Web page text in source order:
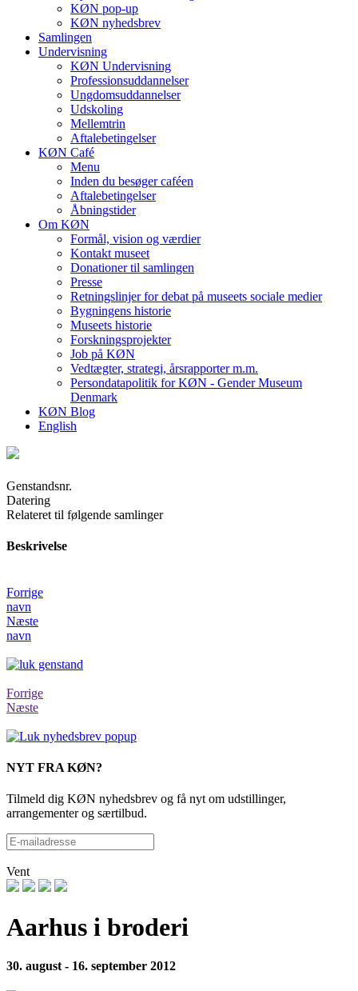
KØN pop-up
KØN nyhedsbrev
Samlingen
Undervisning
KØN Undervisning
Professionsuddannelser
Ungdomsuddannelser
Udskoling
Mellemtrin
Aftalebetingelser
KØN Café
Menu
Inden du besøger caféen
Aftalebetingelser
Åbningstider
Om KØN
Formål, vision og værdier
Kontakt museet
Donationer til samlingen
Presse
Retningslinjer for debat på museets sociale medier
Bygningens historie
Museets historie
Forskningsprojekter
Job på KØN
Vedtægter, strategi, årsrapporter m.m.
Persondatapolitik for KØN - Gender Museum
Denmark
KØN Blog
English
Genstandsnr.
Datering
Relateret til følgende samlinger
Beskrivelse
Forrige
navn
Næste
navn
Forrige
Næste
NYT FRA KØN?
Tilmeld dig KØN nyhedsbrev og få nyt om udstillinger,
arrangementer og særtilbud.
Vent
Aarhus i broderi
30. august - 16. september 2012